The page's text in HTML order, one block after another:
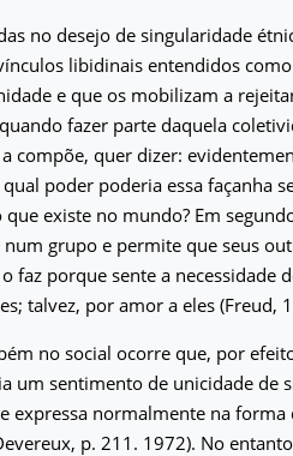
no desejo de singularidade
libidinais entendidos
e que os mobilizam a
fazer parte daquela
compõe, quer dizer:
poder poderia essa façanha
existe no mundo? Em
grupo e permite que seus
faz porque sente a necessidade
talvez, por amor a eles (Freud,
no social ocorre que, por
um sentimento de unicidade de
expressa normalmente na
p. 211. 1972). No